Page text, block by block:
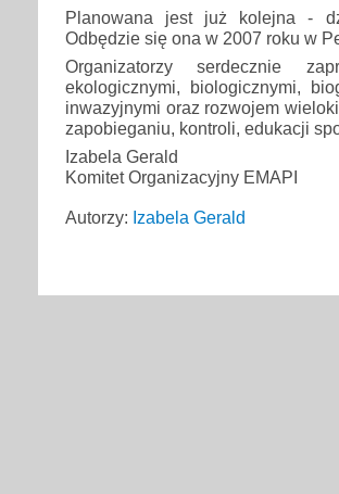
Planowana jest już kolejna -
Odbędzie się ona w 2007 roku w
Organizatorzy serdecznie
ekologicznymi, biologicznymi,
inwazyjnymi oraz rozwojem
zapobieganiu, kontroli, edukacji
Izabela Gerald
Komitet Organizacyjny EMAPI
Autorzy: Izabela Gerald